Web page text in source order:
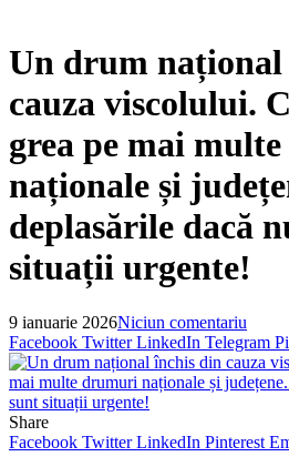
Un drum
cauza viscolului.
grea pe mai
naționale și
deplasările dacă
situații urgente!
9 ianuarie 2026Niciun comentariu
Facebook Twitter LinkedIn Telegram
Share
Facebook Twitter LinkedIn Pinterest